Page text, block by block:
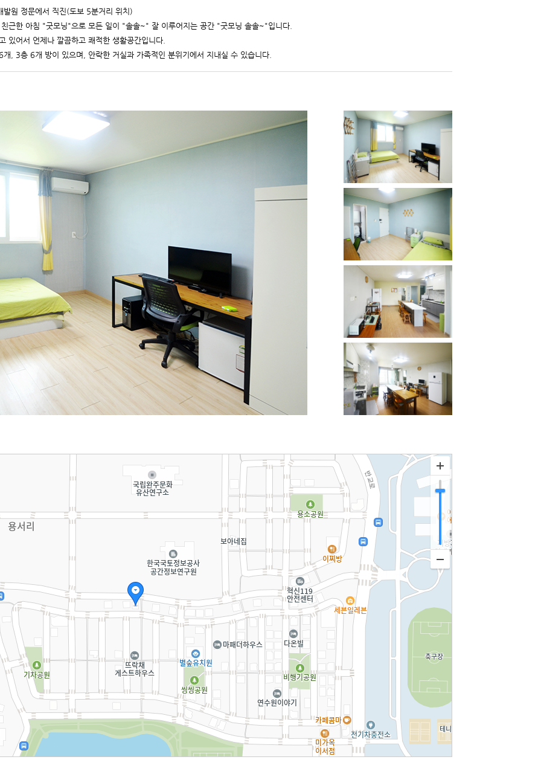
발원 정문에서 직진(도보 5분거리 위치)
근한 아침 "굿모닝"으로 모든 일이 "솔솔~" 잘 이루어지는 공간 "굿모닝 솔솔~"입니다.
있어서 언제나 깔끔하고 쾌적한 생활공간입니다.
, 3층 6개 방이 있으며, 안락한 거실과 가족적인 분위기에서 지내실 수 있습니다.